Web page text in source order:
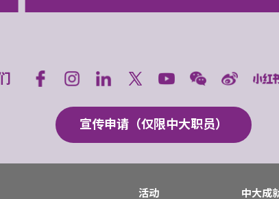
宣传申请（仅限中大职员）
活动 中大成